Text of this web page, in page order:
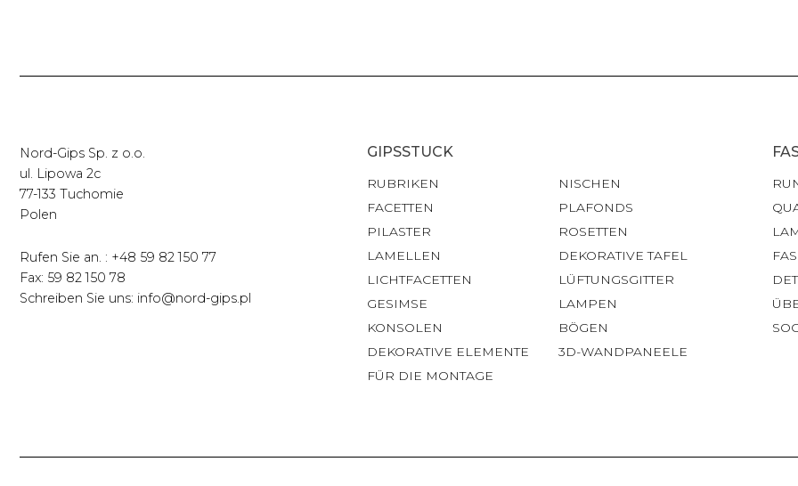
Nord-Gips Sp. z o.o.
ul. Lipowa 2c
77-133 Tuchomie
Polen
Rufen Sie an. : +48 59 82 150 77
Fax: 59 82 150 78
Schreiben Sie uns: info@nord-gips.pl
GIPSSTUCK
RUBRIKEN
FACETTEN
PILASTER
LAMELLEN
LICHTFACETTEN
GESIMSE
KONSOLEN
DEKORATIVE ELEMENTE
FÜR DIE MONTAGE
NISCHEN
PLAFONDS
ROSETTEN
DEKORATIVE TAFEL
LÜFTUNGSGITTER
LAMPEN
BÖGEN
3D-WANDPANEELE